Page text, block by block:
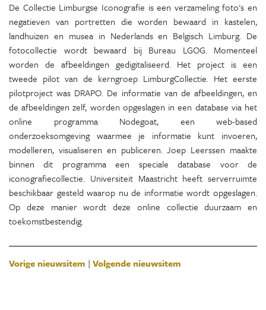
De Collectie Limburgse Iconografie is een verzameling foto's en
negatieven van portretten die worden bewaard in kastelen,
landhuizen en musea in Nederlands en Belgisch Limburg. De
fotocollectie wordt bewaard bij Bureau LGOG. Momenteel
worden de afbeeldingen gedigitaliseerd. Het project is een
tweede pilot van de kerngroep LimburgCollectie. Het eerste
pilotproject was DRAPO. De informatie van de afbeeldingen, en
de afbeeldingen zelf, worden opgeslagen in een database via het
online programma Nodegoat, een web-based
onderzoeksomgeving waarmee je informatie kunt invoeren,
modelleren, visualiseren en publiceren. Joep Leerssen maakte
binnen dit programma een speciale database voor de
iconografiecollectie. Universiteit Maastricht heeft serverruimte
beschikbaar gesteld waarop nu de informatie wordt opgeslagen.
Op deze manier wordt deze online collectie duurzaam en
toekomstbestendig.
Vorige nieuwsitem | Volgende nieuwsitem